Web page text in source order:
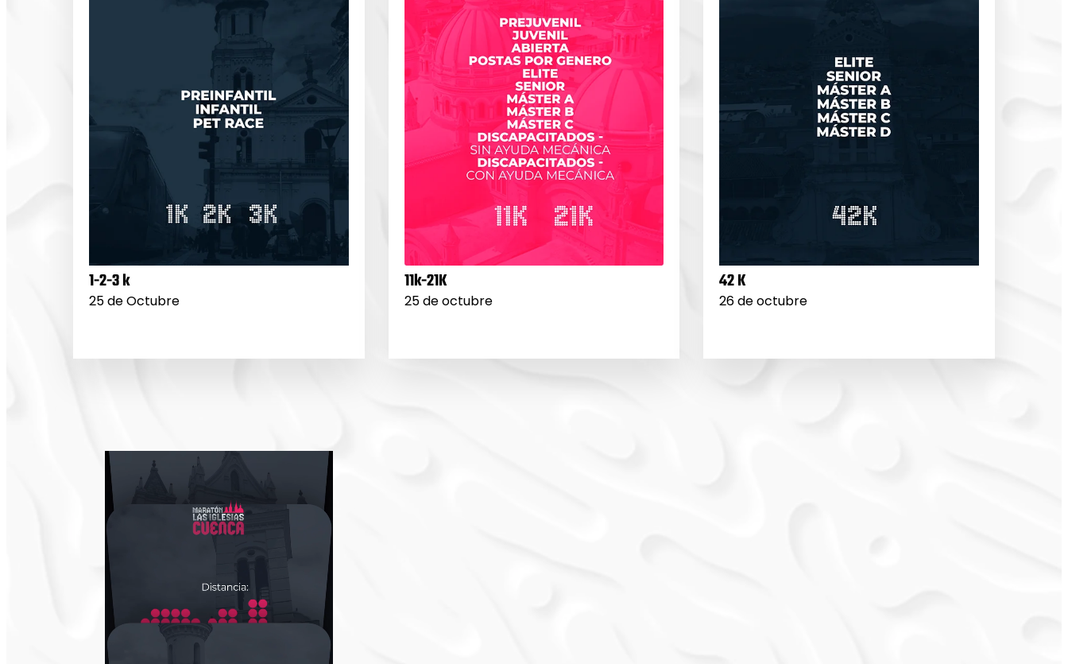
1-2-3 k
25 de Octubre
11k-21K
25 de octubre
42 K
26 de octubre